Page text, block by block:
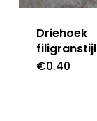
Driehoek
filigranstijl
€0.40